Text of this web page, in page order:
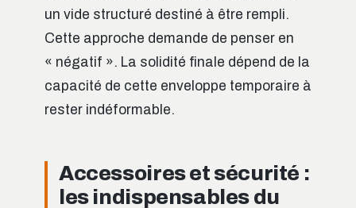
un vide structuré destiné à être rempli.
Cette approche demande de penser en
« négatif ». La solidité finale dépend de la
capacité de cette enveloppe temporaire à
rester indéformable.
Accessoires et sécurité :
les indispensables du